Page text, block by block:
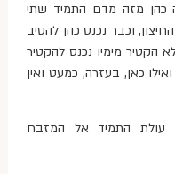
כהן מזה מדם התמיד שתי
וכבר נכנס כהן להטיב
הקטיר מימיו נכנס להקטיר
כאן, בעזרה, כמעט ואין
עולת התמיד אל המזבח